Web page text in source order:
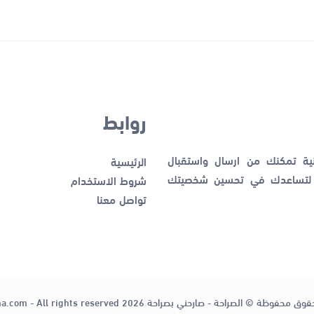
تمكنك من ارسال واستقبال
لتساعدك في تحسين شخصيتك
روابط
الرئيسية
شروط الاستخدام
تواصل معنا
محفوظة © الصراحة - صارحني بصراحة 2026 - All rights reserved